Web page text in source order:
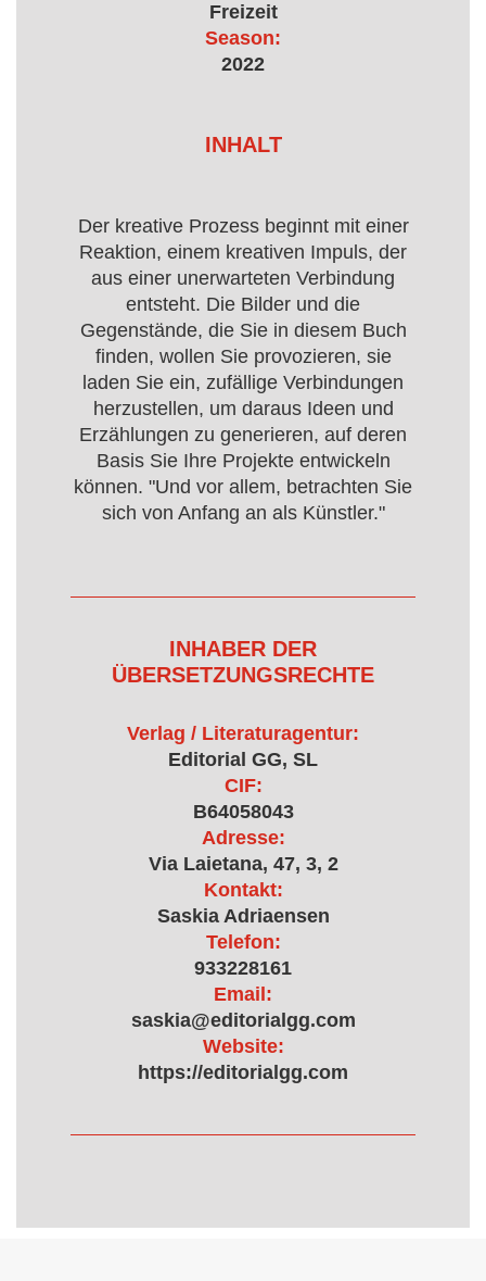
Freizeit
Season:
2022
INHALT
Der kreative Prozess beginnt mit einer
Reaktion, einem kreativen Impuls, der
aus einer unerwarteten Verbindung
entsteht. Die Bilder und die
Gegenstände, die Sie in diesem Buch
finden, wollen Sie provozieren, sie
laden Sie ein, zufällige Verbindungen
herzustellen, um daraus Ideen und
Erzählungen zu generieren, auf deren
Basis Sie Ihre Projekte entwickeln
können. "Und vor allem, betrachten Sie
sich von Anfang an als Künstler."
INHABER DER
ÜBERSETZUNGSRECHTE
Verlag / Literaturagentur:
Editorial GG, SL
CIF:
B64058043
Adresse:
Via Laietana, 47, 3, 2
Kontakt:
Saskia Adriaensen
Telefon:
933228161
Email:
saskia@editorialgg.com
Website:
https://editorialgg.com